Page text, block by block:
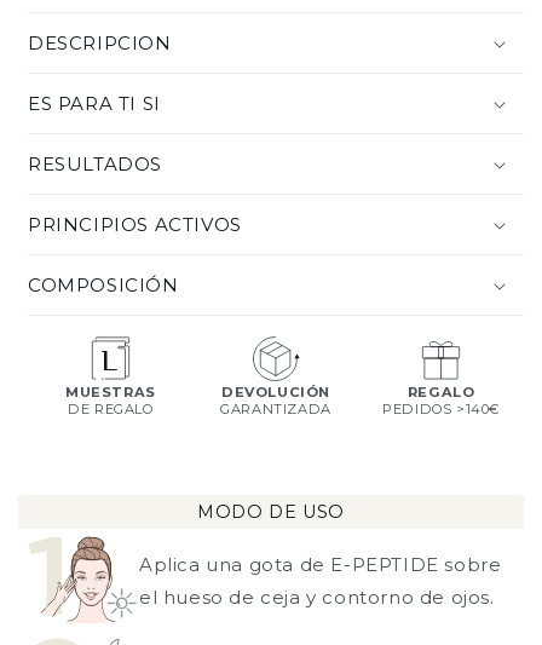
DESCRIPCION
ES PARA TI SI
RESULTADOS
PRINCIPIOS ACTIVOS
COMPOSICIÓN
MUESTRAS
DE REGALO
DEVOLUCIÓN
GARANTIZADA
REGALO
PEDIDOS >140€
MODO DE USO
Aplica una gota de E-PEPTIDE sobre
el hueso de ceja y contorno de ojos.